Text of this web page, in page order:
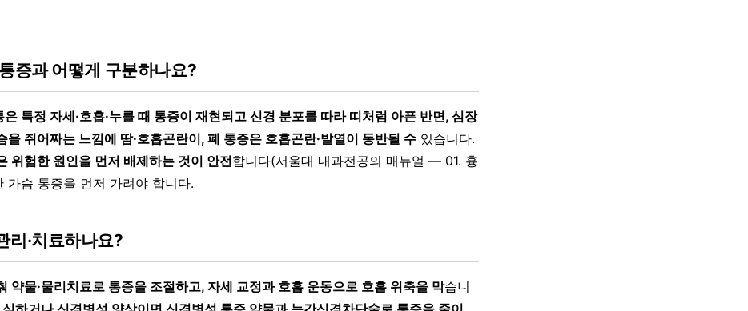
증과 어떻게 구분하나요?
은 특정 자세·호흡·누를 때 통증이 재현되고 신경 분포를 따라 띠처럼 아픈 반면, 심장
을 쥐어짜는 느낌에 땀·호흡곤란이, 폐 통증은 호흡곤란·발열이 동반될 수 있습니다.
위험한 원인을 먼저 배제하는 것이 안전합니다(서울대 내과전공의 매뉴얼 — 01. 흉
가슴 통증을 먼저 가려야 합니다.
리·치료하나요?
약물·물리치료로 통증을 조절하고, 자세 교정과 호흡 운동으로 호흡 위축을 막습니